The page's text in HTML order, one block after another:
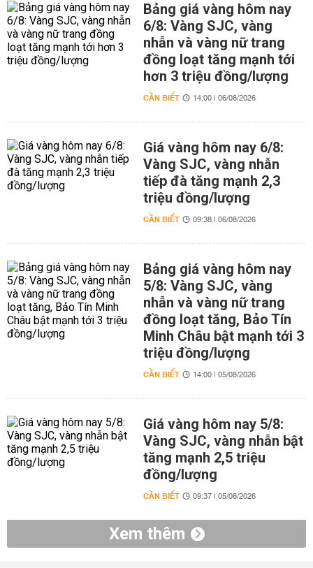
Bảng giá vàng hôm nay
6/8: Vàng SJC, vàng
nhẫn và vàng nữ trang
đồng loạt tăng mạnh tới
hơn 3 triệu đồng/lượng
CẦN BIẾT 14:00 | 06/08/2026
Giá vàng hôm nay 6/8:
Vàng SJC, vàng nhẫn
tiếp đà tăng mạnh 2,3
triệu đồng/lượng
CẦN BIẾT 09:38 | 06/08/2026
Bảng giá vàng hôm nay
5/8: Vàng SJC, vàng
nhẫn và vàng nữ trang
đồng loạt tăng, Bảo Tín
Minh Châu bật mạnh tới 3
triệu đồng/lượng
CẦN BIẾT 14:00 | 05/08/2026
Giá vàng hôm nay 5/8:
Vàng SJC, vàng nhẫn bật
tăng mạnh 2,5 triệu
đồng/lượng
CẦN BIẾT 09:37 | 05/08/2026
Xem thêm